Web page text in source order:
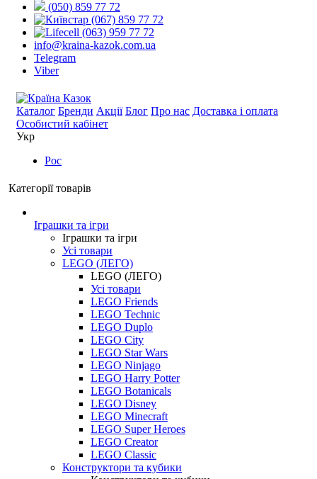
(050) 859 77 72
(067) 859 77 72
(063) 959 77 72
info@kraina-kazok.com.ua
Telegram
Viber
Каталог Бренди Акції Блог Про нас Доставка і оплата
Особистий кабінет
Укр
Рос
Категорії товарів
Іграшки та ігри
Іграшки та ігри
Усі товари
LEGO (ЛЕГО)
LEGO (ЛЕГО)
Усі товари
LEGO Friends
LEGO Technic
LEGO Duplo
LEGO City
LEGO Star Wars
LEGO Ninjago
LEGO Harry Potter
LEGO Botanicals
LEGO Disney
LEGO Minecraft
LEGO Super Heroes
LEGO Creator
LEGO Classic
Конструктори та кубики